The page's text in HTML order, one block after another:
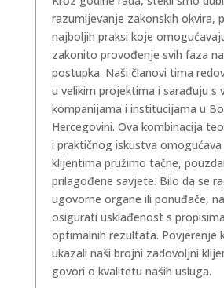
razumijevanje zakonskih okvira,
najboljih praksi koje
zakonito provođenje svih faza
postupka. Naši članovi tima
u velikim projektima i sarađuju s
kompanijama i institucijama u
Hercegovini. Ova kombinacija
i praktičnog iskustva omogućava
klijentima pružimo tačne,
prilagođene savjete. Bilo da se
ugovorne organe ili ponuđače,
osigurati usklađenost s
optimalnih rezultata. Povjerenje
ukazali naši brojni zadovoljni
govori o kvalitetu naših usluga.